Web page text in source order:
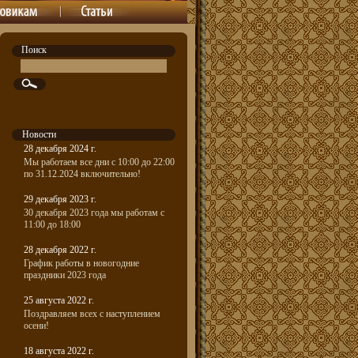
Поиск
Новости
28 декабря 2024 г.
Мы работаем все дни с 10:00 до 22:00
по 31.12.2024 включительно!
29 декабря 2023 г.
30 декабря 2023 года мы работам с
11:00 до 18:00
28 декабря 2022 г.
График работы в новогодние
праздники 2023 года
25 августа 2022 г.
Поздравляем всех с наступлением
осени!
18 августа 2022 г.